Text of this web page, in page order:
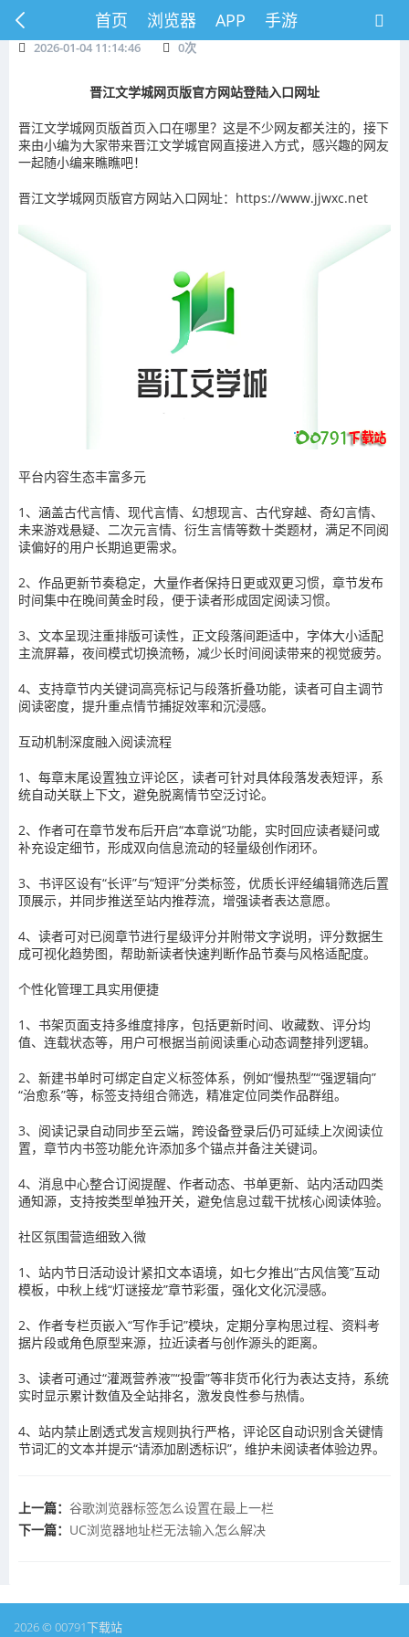
首页 浏览器 APP 手游
2026-01-04 11:14:46 0次
晋江文学城网页版官方网站登陆入口网址
晋江文学城网页版首页入口在哪里？这是不少网友都关注的，接下
来由小编为大家带来晋江文学城官网直接进入方式，感兴趣的网友
一起随小编来瞧瞧吧！
晋江文学城网页版官方网站入口网址：https://www.jjwxc.net
平台内容生态丰富多元
1、涵盖古代言情、现代言情、幻想现言、古代穿越、奇幻言情、
未来游戏悬疑、二次元言情、衍生言情等数十类题材，满足不同阅
读偏好的用户长期追更需求。
2、作品更新节奏稳定，大量作者保持日更或双更习惯，章节发布
时间集中在晚间黄金时段，便于读者形成固定阅读习惯。
3、文本呈现注重排版可读性，正文段落间距适中，字体大小适配
主流屏幕，夜间模式切换流畅，减少长时间阅读带来的视觉疲劳。
4、支持章节内关键词高亮标记与段落折叠功能，读者可自主调节
阅读密度，提升重点情节捕捉效率和沉浸感。
互动机制深度融入阅读流程
1、每章末尾设置独立评论区，读者可针对具体段落发表短评，系
统自动关联上下文，避免脱离情节空泛讨论。
2、作者可在章节发布后开启“本章说”功能，实时回应读者疑问或
补充设定细节，形成双向信息流动的轻量级创作闭环。
3、书评区设有“长评”与“短评”分类标签，优质长评经编辑筛选后置
顶展示，并同步推送至站内推荐流，增强读者表达意愿。
4、读者可对已阅章节进行星级评分并附带文字说明，评分数据生
成可视化趋势图，帮助新读者快速判断作品节奏与风格适配度。
个性化管理工具实用便捷
1、书架页面支持多维度排序，包括更新时间、收藏数、评分均
值、连载状态等，用户可根据当前阅读重心动态调整排列逻辑。
2、新建书单时可绑定自定义标签体系，例如“慢热型”“强逻辑向”
“治愈系”等，标签支持组合筛选，精准定位同类作品群组。
3、阅读记录自动同步至云端，跨设备登录后仍可延续上次阅读位
置，章节内书签功能允许添加多个锚点并备注关键词。
4、消息中心整合订阅提醒、作者动态、书单更新、站内活动四类
通知源，支持按类型单独开关，避免信息过载干扰核心阅读体验。
社区氛围营造细致入微
1、站内节日活动设计紧扣文本语境，如七夕推出“古风信笺”互动
模板，中秋上线“灯谜接龙”章节彩蛋，强化文化沉浸感。
2、作者专栏页嵌入“写作手记”模块，定期分享构思过程、资料考
据片段或角色原型来源，拉近读者与创作源头的距离。
3、读者可通过“灌溉营养液”“投雷”等非货币化行为表达支持，系统
实时显示累计数值及全站排名，激发良性参与热情。
4、站内禁止剧透式发言规则执行严格，评论区自动识别含关键情
节词汇的文本并提示“请添加剧透标识”，维护未阅读者体验边界。
上一篇： 谷歌浏览器标签怎么设置在最上一栏
下一篇： UC浏览器地址栏无法输入怎么解决
2026 © 00791下载站